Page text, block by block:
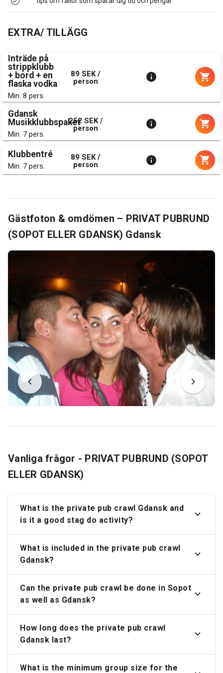
EXTRA/ TILLÄGG
Inträde på
strippklubb
+ bord + en
flaska vodka
Min. 8 pers.
89 SEK /
person
Gdansk
Musikklubbspaket
Min. 7 pers.
252 SEK /
person
Klubbentré
Min. 7 pers.
89 SEK /
person
Gästfoton & omdömen – PRIVAT PUBRUND
(SOPOT ELLER GDANSK) Gdansk
Vanliga frågor - PRIVAT PUBRUND (SOPOT
ELLER GDANSK)
What is the private pub crawl Gdansk and
is it a good stag do activity?
What is included in the private pub crawl
Gdansk?
Can the private pub crawl be done in Sopot
as well as Gdansk?
How long does the private pub crawl
Gdansk last?
What is the minimum group size for the